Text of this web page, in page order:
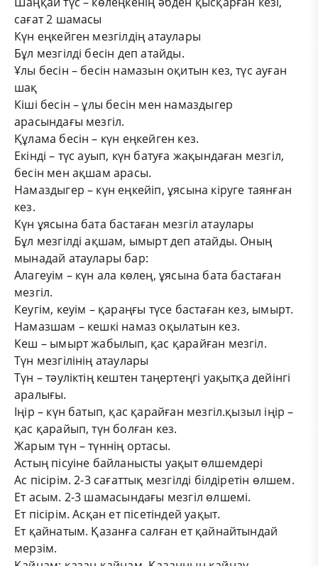
сағат 2 шамасы
Күн еңкейген мезгілдің атаулары
Бұл мезгілді бесін деп атайды.
Ұлы бесін – бесін намазын оқитын кез, түс ауған
шақ
Кіші бесін – ұлы бесін мен намаздыгер
арасындағы мезгіл.
Құлама бесін – күн еңкейген кез.
Екінді – түс ауып, күн батуға жақындаған мезгіл,
бесін мен ақшам арасы.
Намаздыгер – күн еңкейіп, ұясына кіруге таянған
кез.
Күн ұясына бата бастаған мезгіл атаулары
Бұл мезгілді ақшам, ымырт деп атайды. Оның
мынадай атаулары бар:
Алагеуім – күн ала көлең, ұясына бата бастаған
мезгіл.
Кеугім, кеуім – қараңғы түсе бастаған кез, ымырт.
Намазшам – кешкі намаз оқылатын кез.
Кеш – ымырт жабылып, қас қарайған мезгіл.
Түн мезгілінің атаулары
Түн – тәуліктің кештен таңертеңгі уақытқа дейінгі
аралығы.
Іңір – күн батып, қас қарайған мезгіл.қызыл іңір –
қас қарайып, түн болған кез.
Жарым түн – түннің ортасы.
Астың пісуіне байланысты уақыт өлшемдері
Ас пісірім. 2-3 сағаттық мезгілді білдіретін өлшем.
Ет асым. 2-3 шамасындағы мезгіл өлшемі.
Ет пісірім. Асқан ет пісетіндей уақыт.
Ет қайнатым. Қазанға салған ет қайнайтындай
мерзім.